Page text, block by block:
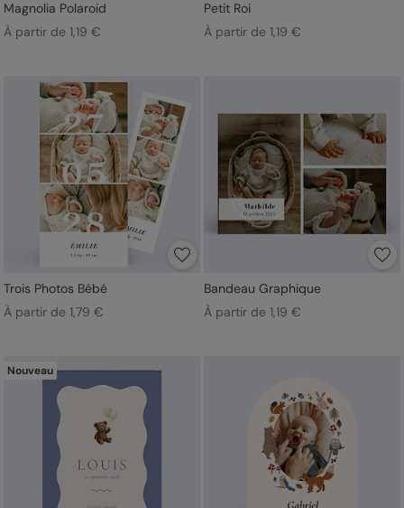
Magnolia Polaroid
À partir de 1,19 €
Petit Roi
À partir de 1,19 €
Trois Photos Bébé
À partir de 1,79 €
Bandeau Graphique
À partir de 1,19 €
Nouveau